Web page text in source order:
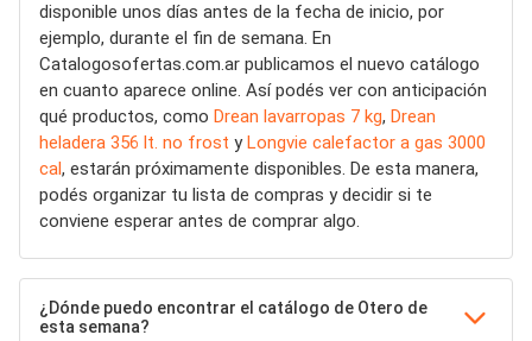
disponible unos días antes de la fecha de inicio, por
ejemplo, durante el fin de semana. En
Catalogosofertas.com.ar publicamos el nuevo catálogo
en cuanto aparece online. Así podés ver con anticipación
qué productos, como Drean lavarropas 7 kg, Drean
heladera 356 lt. no frost yLongvie calefactor a gas 3000
cal, estarán próximamente disponibles. De esta manera,
podés organizar tu lista de compras y decidir si te
conviene esperar antes de comprar algo.
¿Dónde puedo encontrar el catálogo de Otero de
esta semana?